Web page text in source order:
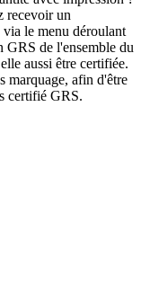
recevoir un
le menu déroulant
de l'ensemble du
aussi être certifiée.
marquage, afin d'être
certifié GRS.